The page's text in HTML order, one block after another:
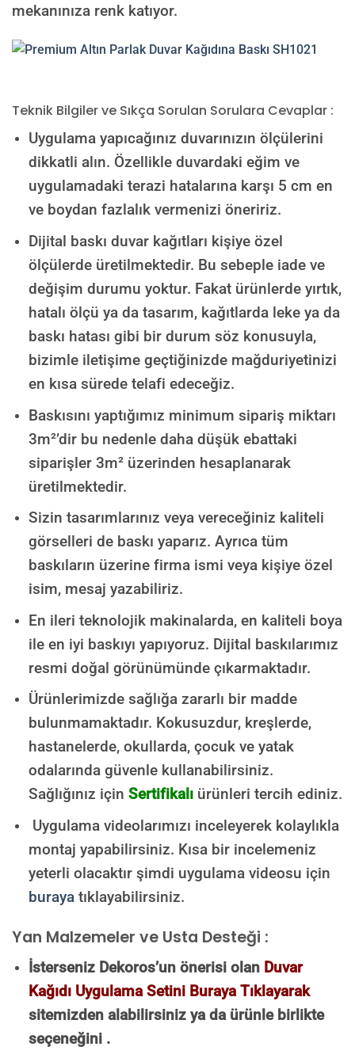
mekanınıza renk katıyor.
Teknik Bilgiler ve Sıkça Sorulan Sorulara Cevaplar :
Uygulama yapıcağınız duvarınızın ölçülerini
dikkatli alın. Özellikle duvardaki eğim ve
uygulamadaki terazi hatalarına karşı 5 cm en
ve boydan fazlalık vermenizi öneririz.
Dijital baskı duvar kağıtları kişiye özel
ölçülerde üretilmektedir. Bu sebeple iade ve
değişim durumu yoktur. Fakat ürünlerde yırtık,
hatalı ölçü ya da tasarım, kağıtlarda leke ya da
baskı hatası gibi bir durum söz konusuyla,
bizimle iletişime geçtiğinizde mağduriyetinizi
en kısa sürede telafi edeceğiz.
Baskısını yaptığımız minimum sipariş miktarı
3m²’dir bu nedenle daha düşük ebattaki
siparişler 3m² üzerinden hesaplanarak
üretilmektedir.
Sizin tasarımlarınız veya vereceğiniz kaliteli
görselleri de baskı yaparız. Ayrıca tüm
baskıların üzerine firma ismi veya kişiye özel
isim, mesaj yazabiliriz.
En ileri teknolojik makinalarda, en kaliteli boya
ile en iyi baskıyı yapıyoruz. Dijital baskılarımız
resmi doğal görünümünde çıkarmaktadır.
Ürünlerimizde sağlığa zararlı bir madde
bulunmamaktadır. Kokusuzdur, kreşlerde,
hastanelerde, okullarda, çocuk ve yatak
odalarında güvenle kullanabilirsiniz.
Sağlığınız için Sertifikalıürünleri tercih ediniz.
Uygulama videolarımızı inceleyerek kolaylıkla
montaj yapabilirsiniz. Kısa bir incelemeniz
yeterli olacaktır şimdi uygulama videosu için
burayatıklayabilirsiniz.
Yan Malzemeler ve Usta Desteği :
İsterseniz Dekoros’un önerisi olan Duvar
Kağıdı Uygulama Setini Buraya Tıklayarak
sitemizden alabilirsiniz ya da ürünle birlikte
seçeneğini .